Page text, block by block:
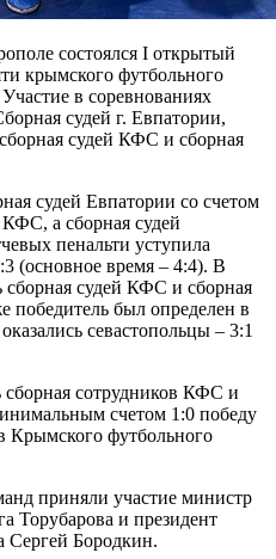
состоялся I открытый
крымского футбольного
в соревнованиях
судей г. Евпатории,
судей КФС и сборная
судей Евпатории со счетом
а сборная судей
пенальти уступила
(основное время – 4:4). В
сборная судей КФС и сборная
победитель был определен в
севастопольцы – 3:1
сотрудников КФС и
счетом 1:0 победу
Крымского футбольного
приняли участие министр
Торубарова и президент
Сергей Бородкин.